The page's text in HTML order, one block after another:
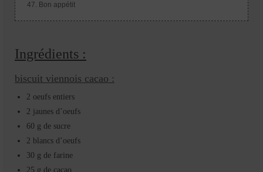
Bon appétit
Ingrédients :
biscuit viennois cacao :
2 oeufs entiers
2 jaunes d’oeufs
60 g de sucre
2 blancs d’oeufs
30 g de farine
25 g de cacao